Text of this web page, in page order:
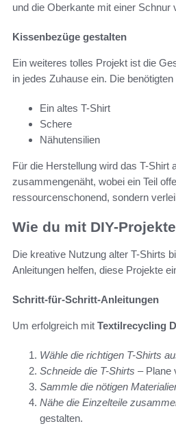
und die Oberkante mit einer
Kissenbezüge gestalten
Ein weiteres tolles Projekt ist die
in jedes Zuhause ein. Die
Ein altes T-Shirt
Schere
Nähutensilien
Für die Herstellung wird das T-
zusammengenäht, wobei ein Teil
ressourcenschonend, sondern
Wie du mit DIY-
Die kreative Nutzung alter T-Shirts
Anleitungen helfen, diese Projekte
Schritt-für-Schritt-Anleitungen
Um erfolgreich mit Textilrecycling
Wähle die richtigen T-Shirts
Schneide die T-Shirts – Plane
Sammle die nötigen
Nähe die Einzelteile
gestalten.